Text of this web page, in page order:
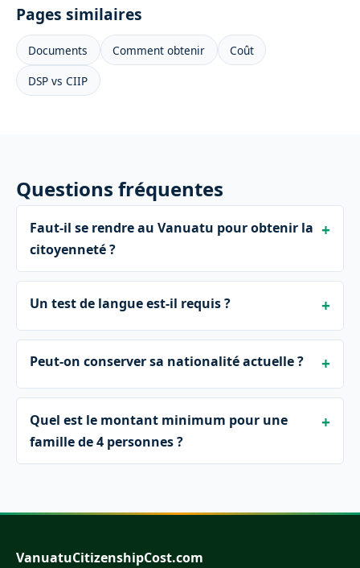
Pages similaires
Documents Comment obtenir
Coût
DSP vs CIIP
Questions fréquentes
Faut-il se rendre au Vanuatu pour obtenir la
citoyenneté ?
Un test de langue est-il requis ?
Peut-on conserver sa nationalité actuelle ?
Quel est le montant minimum pour une
famille de 4 personnes ?
VanuatuCitizenshipCost.com